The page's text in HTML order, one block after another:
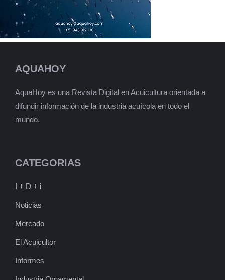
AQUAHOY
AquaHoy es una Revista Digital en Acuicultura orientada a
difundir información de la industria acuícola en todo el
mundo.
CATEGORIAS
I + D + i
Noticias
Mercado
El Acuicultor
Informes